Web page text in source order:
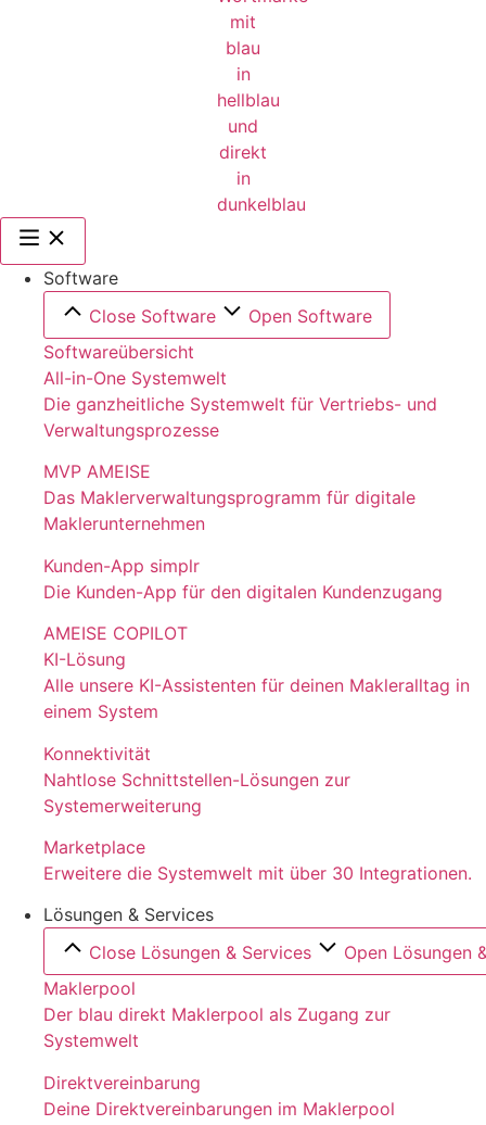
Software
Close Software
Open Software
Softwareübersicht
All-in-One Systemwelt
Die ganzheitliche Systemwelt für Vertriebs- und
Verwaltungsprozesse
MVP AMEISE
Das Maklerverwaltungsprogramm für digitale
Maklerunternehmen
Kunden-App simplr
Die Kunden-App für den digitalen Kundenzugang
AMEISE COPILOT
KI-Lösung
Alle unsere KI-Assistenten für deinen Makleralltag in
einem System
Konnektivität
Nahtlose Schnittstellen-Lösungen zur
Systemerweiterung
Marketplace
Erweitere die Systemwelt mit über 30 Integrationen.
Lösungen & Services
Close Lösungen & Services
Open Lösungen
Maklerpool
Der blau direkt Maklerpool als Zugang zur
Systemwelt
Direktvereinbarung
Deine Direktvereinbarungen im Maklerpool